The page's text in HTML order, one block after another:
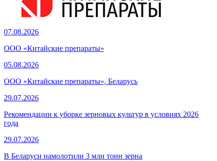
07.08.2026
ООО «Китайские препараты»
05.08.2026
ООО «Китайские препараты», Беларусь
29.07.2026
Рекомендации к уборке зерновых культур в условиях 2026
года
29.07.2026
В Беларуси намолотили 3 млн тонн зерна